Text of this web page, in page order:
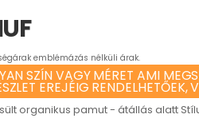
emblémázás nélküli árak.
SZÍN VAGY MÉRET AMI
EREJÉIG RENDELHETŐEK,
organikus pamut - átállás alatt